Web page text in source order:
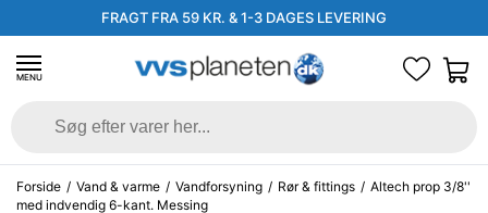
FRAGT FRA 59 KR. & 1-3 DAGES LEVERING
MENU
Forside / Vand & varme / Vandforsyning / Rør & fittings / Altech prop 3/8''
med indvendig 6-kant. Messing